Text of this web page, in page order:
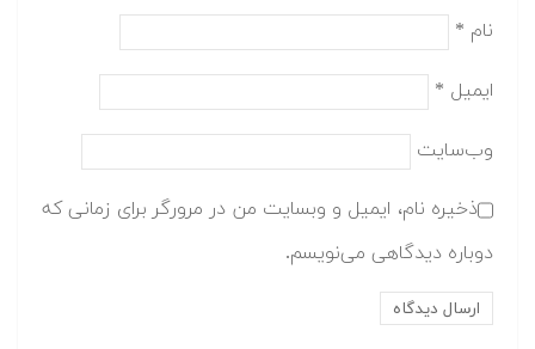
نام *
ایمیل *
وب‌سایت
ذخیره نام، ایمیل و وبسایت من در مرورگر برای زمانی که
دوباره دیدگاهی می‌نویسم.